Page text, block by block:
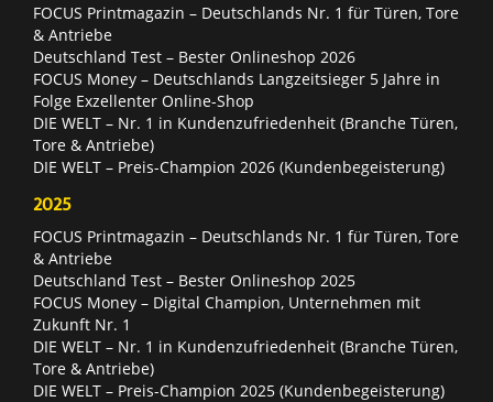
FOCUS Printmagazin – Deutschlands Nr. 1 für Türen, Tore
& Antriebe
Deutschland Test – Bester Onlineshop 2026
FOCUS Money – Deutschlands Langzeitsieger 5 Jahre in
Folge Exzellenter Online-Shop
DIE WELT – Nr. 1 in Kundenzufriedenheit (Branche Türen,
Tore & Antriebe)
DIE WELT – Preis-Champion 2026 (Kundenbegeisterung)
2025
FOCUS Printmagazin – Deutschlands Nr. 1 für Türen, Tore
& Antriebe
Deutschland Test – Bester Onlineshop 2025
FOCUS Money – Digital Champion, Unternehmen mit
Zukunft Nr. 1
DIE WELT – Nr. 1 in Kundenzufriedenheit (Branche Türen,
Tore & Antriebe)
DIE WELT – Preis-Champion 2025 (Kundenbegeisterung)